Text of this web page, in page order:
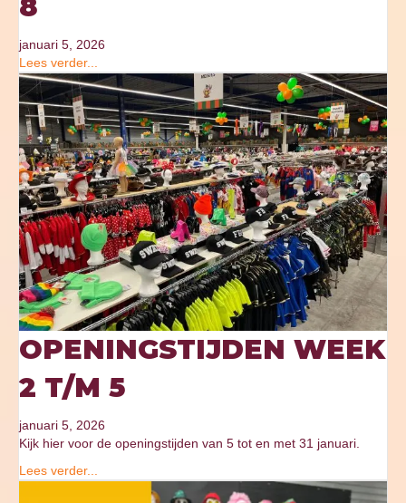
januari 5, 2026
Lees verder...
OPENINGSTIJDEN WEEK
2 T/M 5
januari 5, 2026
Kijk hier voor de openingstijden van 5 tot en met 31 januari.
Lees verder...